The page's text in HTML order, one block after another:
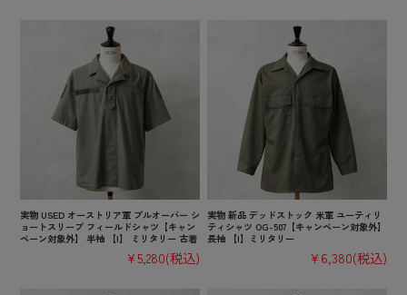
実物 USED オーストリア軍 プルオーバー シ
ョートスリーブ フィールドシャツ【キャン
ペーン対象外】 半袖 【I】 ミリタリー 古着
¥5,280(税込)
実物 新品 デッドストック 米軍 ユーティリ
ティシャツ OG-507【キャンペーン対象外】
長袖 【I】ミリタリー
¥6,380(税込)